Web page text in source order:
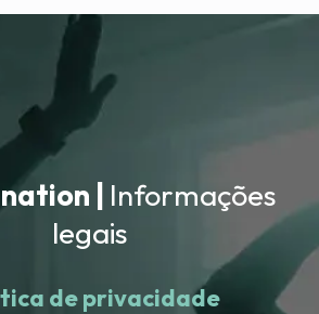
| Informações
legais
de privacidade